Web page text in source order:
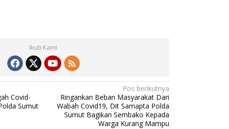
Ikuti Kami
Covid-
Sumut
Pos berikutnya
Ringankan Beban Masyarakat Dari
Wabah Covid19, Dit Samapta Polda
Sumut Bagikan Sembako Kepada
Warga Kurang Mampu